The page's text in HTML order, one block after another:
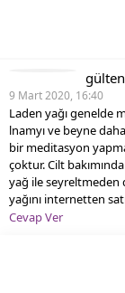
gülten
9 Mart 2020, 16:40
Laden yağı genelde
lnamyı ve beyne
bir meditasyon
çoktur. Cilt
yağ ile seyreltmeden
yağını internetten
Cevap Ver